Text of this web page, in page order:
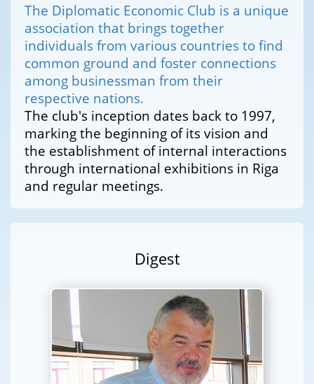
The Diplomatic Economic Club is a unique
association that brings together
individuals from various countries to find
common ground and foster connections
among businessman from their
respective nations.
The club's inception dates back to 1997,
marking the beginning of its vision and
the establishment of internal interactions
through international exhibitions in Riga
and regular meetings.
Digest